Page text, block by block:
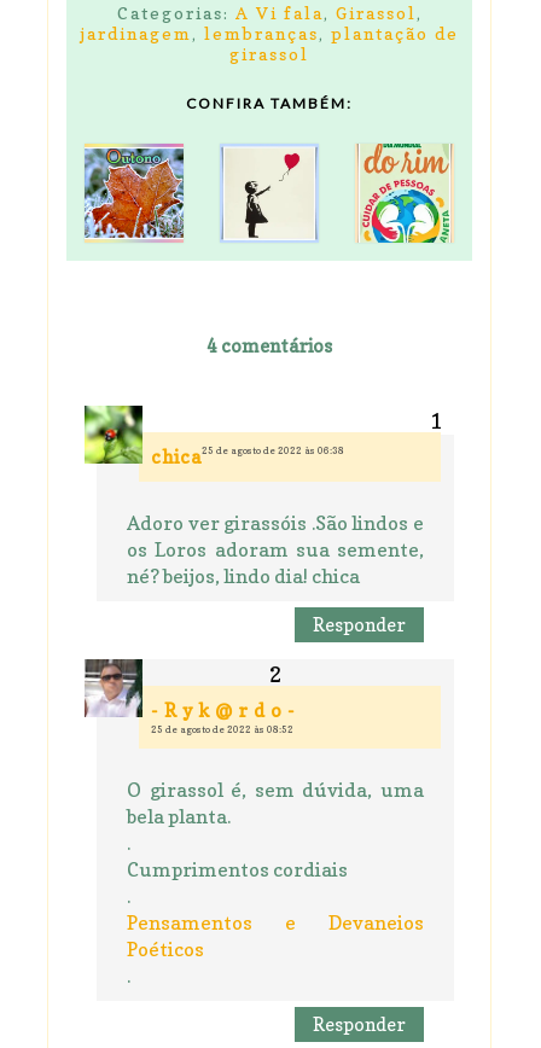
Categorias: A Vi fala, Girassol ,
jardinagem , lembranças, plantação de
girassol
CONFIRA TAMBÉM:
4 comentários
chica25 de agosto de 2022 às 06:38
Adoro ver girassóis .São lindos e
os Loros adoram sua semente,
né? beijos, lindo dia! chica
Responder
- R y k @ r d o -
25 de agosto de 2022 às 08:52
O girassol é, sem dúvida, uma
bela planta.
.
Cumprimentos cordiais
.
Pensamentos e Devaneios
Poéticos
.
Responder